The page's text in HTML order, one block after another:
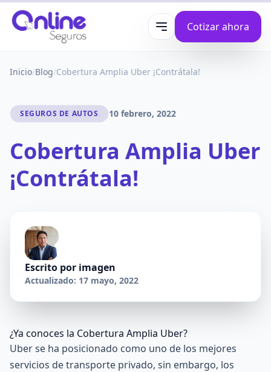
Abrir menúCotizar ahora
Inicio/Blog/Cobertura Amplia Uber ¡Contrátala!
SEGUROS DE AUTOS 10 febrero, 2022
Cobertura Amplia Uber
¡Contrátala!
Escrito por imagen
Actualizado: 17 mayo, 2022
¿Ya conoces la Cobertura Amplia Uber?
Uber se ha posicionado como uno de los mejores
servicios de transporte privado, sin embargo, los